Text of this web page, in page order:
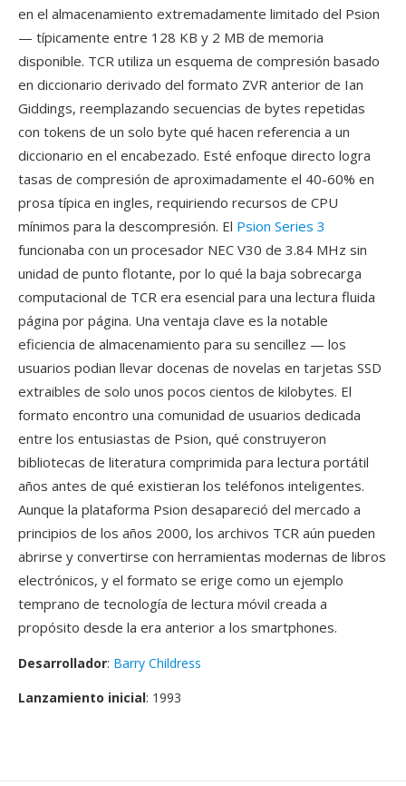
en el almacenamiento extremadamente limitado del Psion
— típicamente entre 128 KB y 2 MB de memoria
disponible. TCR utiliza un esquema de compresión basado
en diccionario derivado del formato ZVR anterior de Ian
Giddings, reemplazando secuencias de bytes repetidas
con tokens de un solo byte qué hacen referencia a un
diccionario en el encabezado. Esté enfoque directo logra
tasas de compresión de aproximadamente el 40-60% en
prosa típica en ingles, requiriendo recursos de CPU
mínimos para la descompresión. El Psion Series 3
funcionaba con un procesador NEC V30 de 3.84 MHz sin
unidad de punto flotante, por lo qué la baja sobrecarga
computacional de TCR era esencial para una lectura fluida
página por página. Una ventaja clave es la notable
eficiencia de almacenamiento para su sencillez — los
usuarios podian llevar docenas de novelas en tarjetas SSD
extraibles de solo unos pocos cientos de kilobytes. El
formato encontro una comunidad de usuarios dedicada
entre los entusiastas de Psion, qué construyeron
bibliotecas de literatura comprimida para lectura portátil
años antes de qué existieran los teléfonos inteligentes.
Aunque la plataforma Psion desapareció del mercado a
principios de los años 2000, los archivos TCR aún pueden
abrirse y convertirse con herramientas modernas de libros
electrónicos, y el formato se erige como un ejemplo
temprano de tecnología de lectura móvil creada a
propósito desde la era anterior a los smartphones.
Desarrollador: Barry Childress
Lanzamiento inicial: 1993